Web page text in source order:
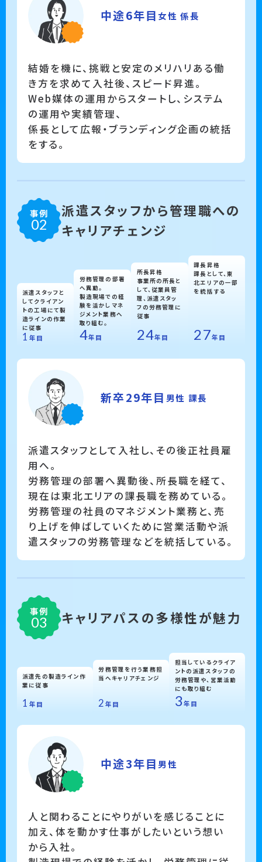
中途6年目 女性 係長
結婚を機に、挑戦と安定のメリハリある働
き方を求めて入社後、スピード昇進。
Web媒体の運用からスタートし、システム
の運用や実績管理、
係長として広報・ブランディング企画の統括
をする。
事例
派遣スタッフから管理職への
キャリアチェンジ
派遣スタッフと
してクライアン
トの工場にて製
造ラインの作業
に従事
1 年目
労務管理の部署
へ異動。
製造現場での経
験を活かしマネ
ジメント業務へ
取り組む。
4年目
所長昇格
事業所の所長と
して、従業員管
理、派遣スタッ
フの労務管理に
従事
24年目
課長昇格
課長として、東
北エリアの一部
を統括する
27年目
新卒29年目 男性 課長
派遣スタッフとして入社し、その後正社員雇
用へ。
労務管理の部署へ異動後、所長職を経て、
現在は東北エリアの課長職を務めている。
労務管理の社員のマネジメント業務と、売
り上げを伸ばしていくために営業活動や派
遣スタッフの労務管理などを統括している。
事例 キャリアパスの多様性が魅力
派遣先の製造ライン作
業に従事
1 年目
労務管理を行う業務担
当へキャリアチェンジ
2 年目
担当しているクライア
ントの派遣スタッフの
労務管理や、営業活動
にも取り組む
3年目
中途3年目男性
人と関わることにやりがいを感じることに
加え、体を動かす仕事がしたいという想い
から入社。